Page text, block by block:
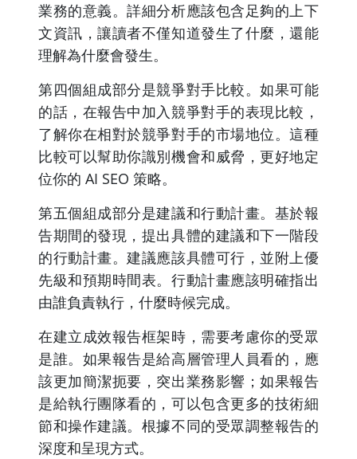
業務的意義。詳細分析應該包含足夠的上下
文資訊，讓讀者不僅知道發生了什麼，還能
理解為什麼會發生。
第四個組成部分是競爭對手比較。如果可能
的話，在報告中加入競爭對手的表現比較，
了解你在相對於競爭對手的市場地位。這種
比較可以幫助你識別機會和威脅，更好地定
位你的 AI SEO 策略。
第五個組成部分是建議和行動計畫。基於報
告期間的發現，提出具體的建議和下一階段
的行動計畫。建議應該具體可行，並附上優
先級和預期時間表。行動計畫應該明確指出
由誰負責執行，什麼時候完成。
在建立成效報告框架時，需要考慮你的受眾
是誰。如果報告是給高層管理人員看的，應
該更加簡潔扼要，突出業務影響；如果報告
是給執行團隊看的，可以包含更多的技術細
節和操作建議。根據不同的受眾調整報告的
深度和呈現方式。